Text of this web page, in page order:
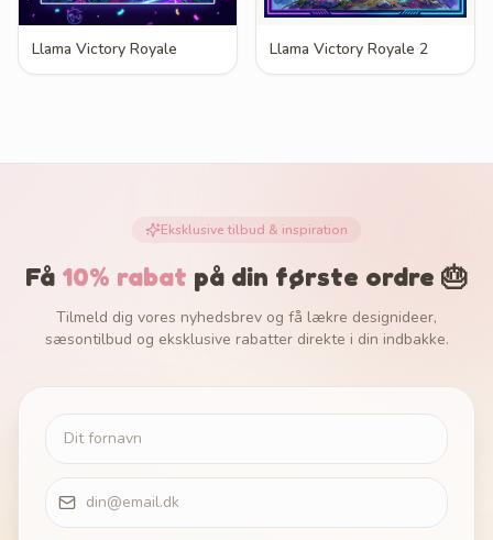
Llama Victory Royale Llama Victory Royale 2
Eksklusive tilbud & inspiration
Få 10% rabat på din første ordre 🎂
Tilmeld dig vores nyhedsbrev og få lækre designideer,
sæsontilbud og eksklusive rabatter direkte i din indbakke.